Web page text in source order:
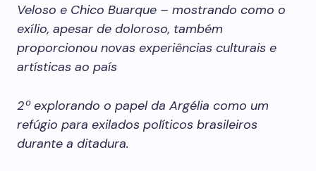
Veloso e Chico Buarque – mostrando como o
exílio, apesar de doloroso, também
proporcionou novas experiências culturais e
artísticas ao país
2º explorando o papel da Argélia como um
refúgio para exilados políticos brasileiros
durante a ditadura.